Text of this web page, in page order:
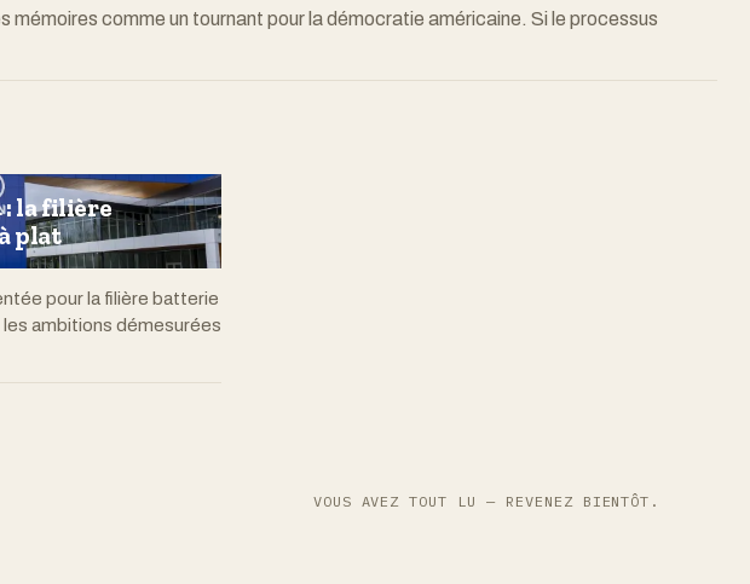
mémoires comme un tournant pour la démocratie américaine. Si le processus
: la filière
plat
pour la filière batterie
ambitions démesurées
VOUS AVEZ TOUT LU — REVENEZ BIENTÔT.